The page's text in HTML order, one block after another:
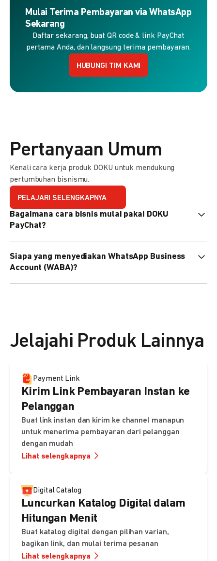
Mulai Terima Pembayaran via WhatsApp
Sekarang
Daftar sekarang, buat QR code & link PayChat
pertama Anda, dan langsung terima pembayaran.
HUBUNGI TIM KAMI
Pertanyaan Umum
Kenali cara kerja produk DOKU untuk mendukung
pertumbuhan bisnismu.
PELAJARI SELENGKAPNYA
Bagaimana cara bisnis mulai pakai DOKU
PayChat?
nanti tim kami bantu setup. Bisa juga pakai nomor
WhatsApp bisnis yang sudah dimiliki sendiri, atau dari
DOKU yang buatkan WhatsApp Bisnis terverifikasi juga
Siapa yang menyediakan WhatsApp Business
Account (WABA)?
Jelajahi Produk Lainnya
Payment Link
Kirim Link Pembayaran Instan ke
Pelanggan
Buat link instan dan kirim ke channel manapun
untuk menerima pembayaran dari pelanggan
dengan mudah
Lihat selengkapnya
Digital Catalog
Luncurkan Katalog Digital dalam
Hitungan Menit
Buat katalog digital dengan pilihan varian,
bagikan link, dan mulai terima pesanan
Lihat selengkapnya